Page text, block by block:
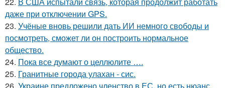
даже при отключении GPS.
23. Учёные вновь решили дать ИИ немного свободы и
посмотреть, сможет ли он построить нормальное
общество.
24. Пока все думают о целлюлите ….
25. Гранитные города улахан - сис.